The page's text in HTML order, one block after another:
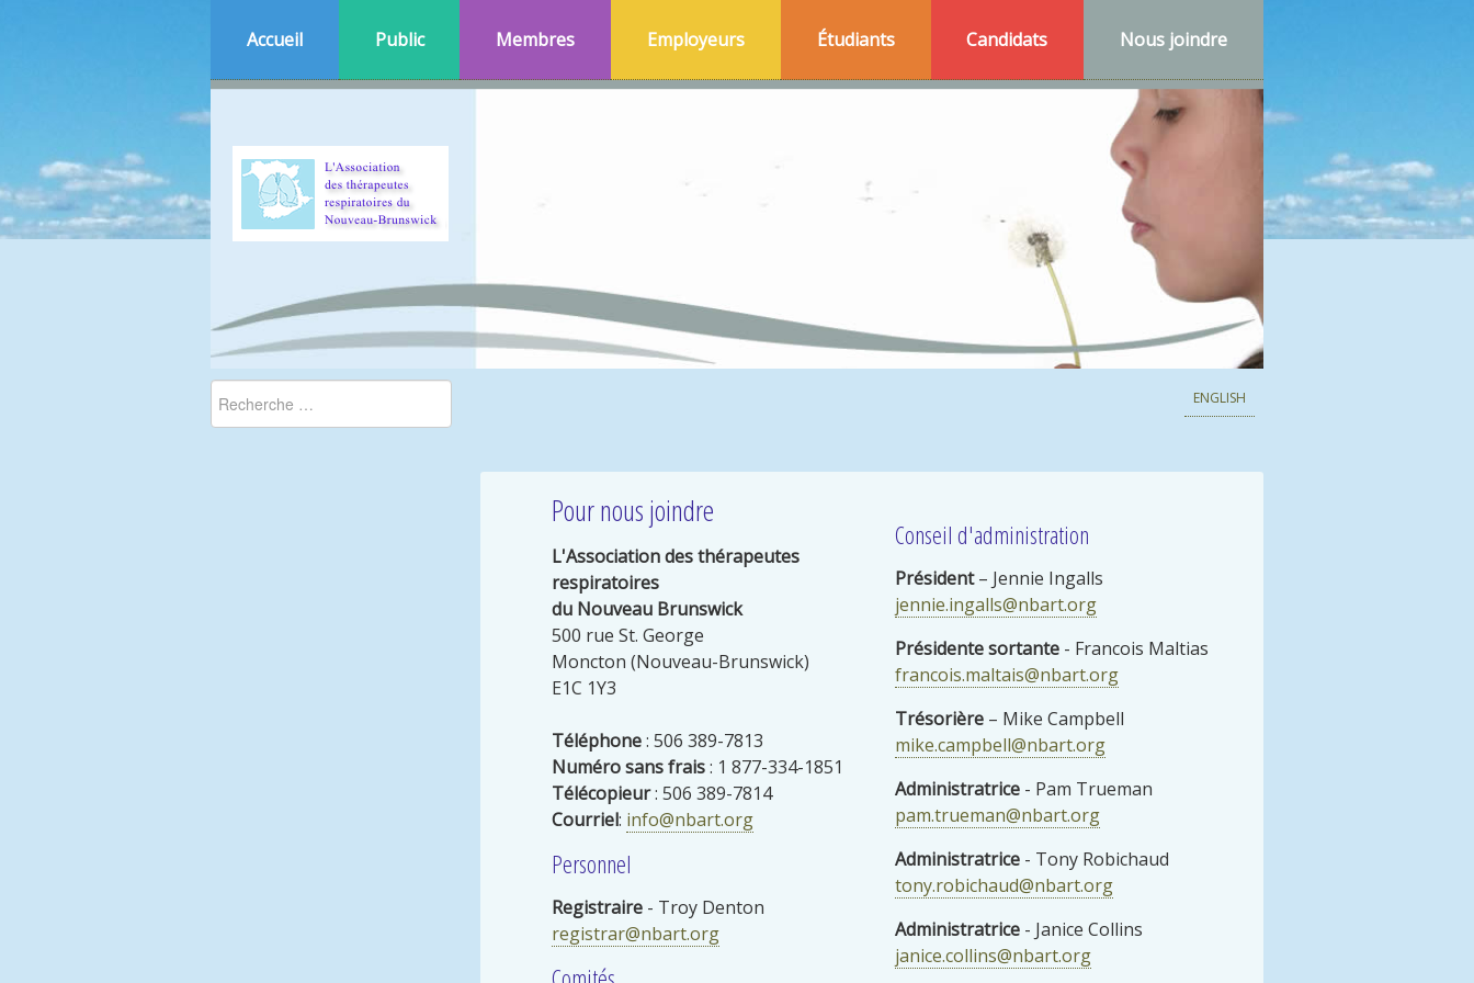
Accueil Public Membres Employeurs Étudiants Candidats Nous joindre
ENGLISH
Pour nous joindre
L'Association des thérapeutes
respiratoires
du Nouveau Brunswick
500 rue St. George
Moncton (Nouveau-Brunswick)
E1C 1Y3
Téléphone: 506 389-7813
Numéro sans frais: 1 877-334-1851
Télécopieur: 506 389-7814
Courriel: info@nbart.org
Personnel
Registraire- Troy Denton
registrar@nbart.org
Conseil d'administration
Président– Jennie Ingalls
jennie.ingalls@nbart.org
Présidente sortante- Francois Maltias
francois.maltais@nbart.org
Trésorière– Mike Campbell
mike.campbell@nbart.org
Administratrice- Pam Trueman
pam.trueman@nbart.org
Administratrice- Tony Robichaud
tony.robichaud@nbart.org
Administratrice- Janice Collins
janice.collins@nbart.org